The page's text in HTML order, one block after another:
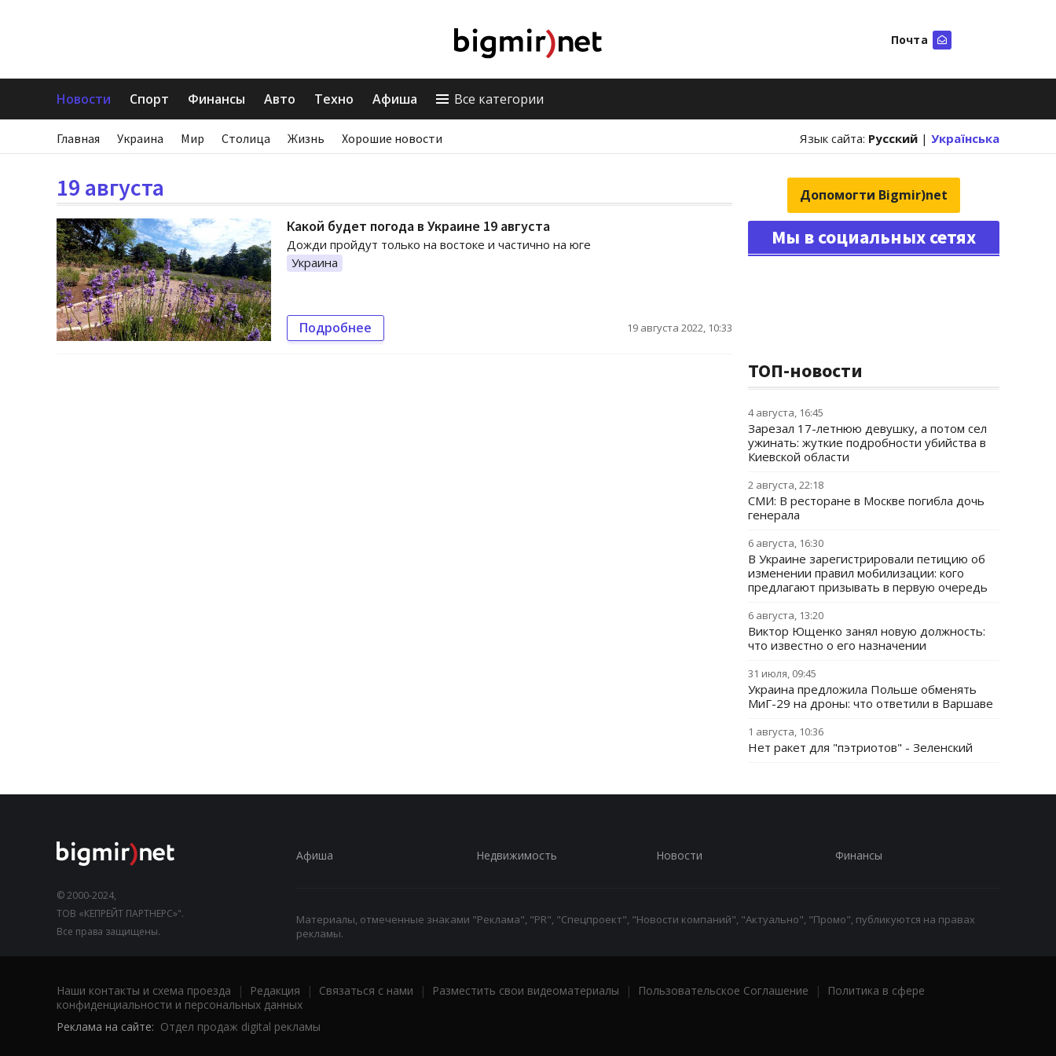
Почта
Новости Спорт Финансы Авто Техно Афиша Все категории
Главная Украина Мир Столица Жизнь Хорошие новости Язык сайта: Русский | Українська
19 августа
Какой будет погода в Украине 19 августа
Дожди пройдут только на востоке и частично на юге
Украина
Подробнее 19 августа 2022, 10:33
Допомогти Bigmir)net
Мы в социальных сетях
ТОП-новости
4 августа, 16:45
Зарезал 17-летнюю девушку, а потом сел
ужинать: жуткие подробности убийства в
Киевской области
2 августа, 22:18
СМИ: В ресторане в Москве погибла дочь
генерала
6 августа, 16:30
В Украине зарегистрировали петицию об
изменении правил мобилизации: кого
предлагают призывать в первую очередь
6 августа, 13:20
Виктор Ющенко занял новую должность:
что известно о его назначении
31 июля, 09:45
Украина предложила Польше обменять
МиГ-29 на дроны: что ответили в Варшаве
1 августа, 10:36
Нет ракет для "пэтриотов" - Зеленский
© 2000-2024,
ТОВ «КЕПРЕЙТ ПАРТНЕРС»".
Все права защищены.
Афиша Недвижимость Новости Финансы
Материалы, отмеченные знаками "Реклама", "PR", "Спецпроект", "Новости компаний", "Актуально", "Промо", публикуются на правах
рекламы.
Наши контакты и схема проезда | Редакция | Связаться с нами | Разместить свои видеоматериалы | Пользовательское Соглашение |
Политика в сфере
конфиденциальности и персональных данных
Реклама на сайте: Отдел продаж digital рекламы